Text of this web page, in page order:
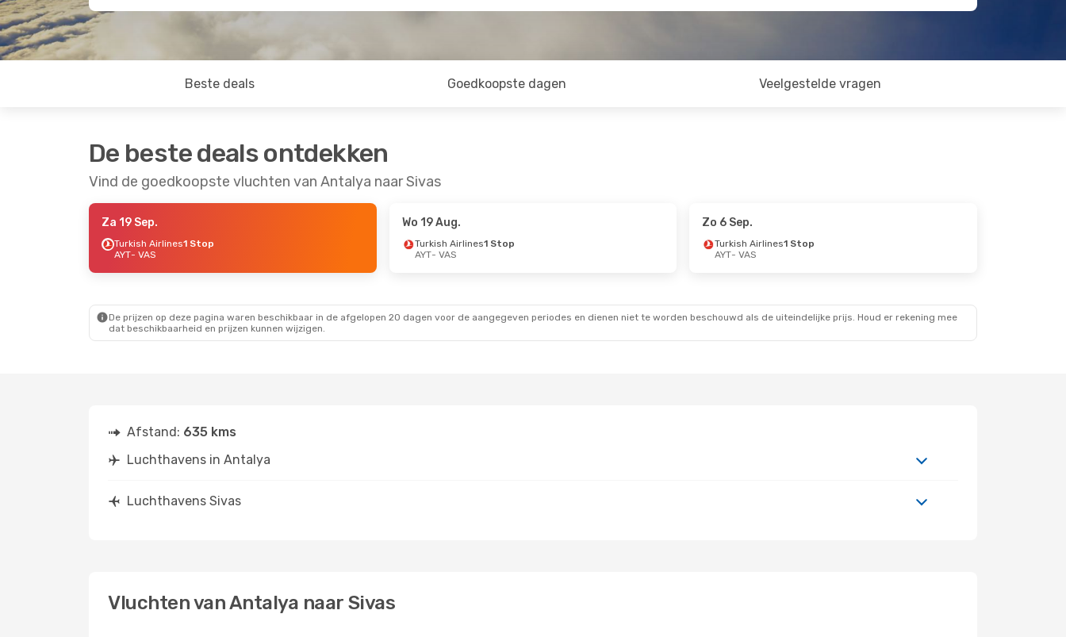
Beste deals Goedkoopste dagen Veelgestelde vragen
De beste deals ontdekken
Vind de goedkoopste vluchten van Antalya naar Sivas
Za 19 Sep.
Turkish Airlines1 Stop
AYT- VAS
Wo 19 Aug.
Turkish Airlines1 Stop
AYT- VAS
Zo 6 Sep.
Turkish Airlines1 Stop
AYT- VAS
De prijzen op deze pagina waren beschikbaar in de afgelopen 20 dagen voor de aangegeven periodes en dienen niet te worden beschouwd als de uiteindelijke prijs. Houd er rekening mee
dat beschikbaarheid en prijzen kunnen wijzigen.
Afstand: 635 kms
Luchthavens in Antalya
Luchthavens Sivas
Vluchten van Antalya naar Sivas